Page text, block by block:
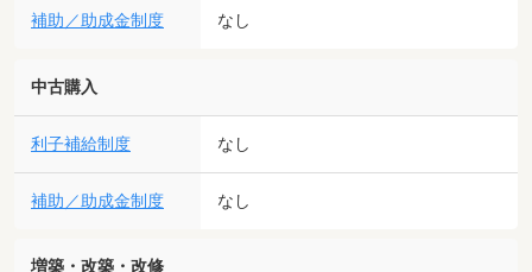
補助／助成金制度 なし
中古購入
利子補給制度 なし
補助／助成金制度 なし
増築・改築・改修